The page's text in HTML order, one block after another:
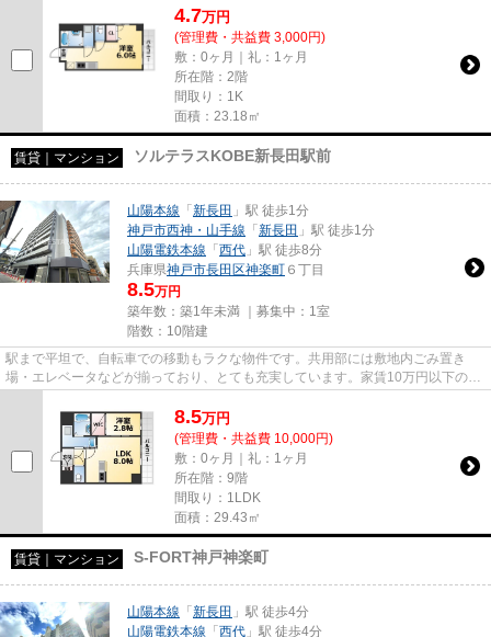
4.7万円
(管理費・共益費 3,000円)
敷：0ヶ月｜礼：1ヶ月
所在階：2階
間取り：1K
面積：23.18㎡
賃貸｜マンション ソルテラスKOBE新長田駅前
山陽本線 「 新長田 」駅 徒歩1分
神戸市西神・山手線 「 新長田 」駅 徒歩1分
山陽電鉄本線 「 西代 」駅 徒歩8分
兵庫県神戸市長田区神楽町 ６丁目
8.5万円
築年数：築1年未満 ｜募集中： 1室
階数：10階建
駅まで平坦で、自転車での移動もラクな物件です。共用部には敷地内ごみ置き
場・エレベータなどが揃っており、とても充実しています。家賃10万円以下の物
8.5万円
(管理費・共益費 10,000円)
敷：0ヶ月｜礼：1ヶ月
所在階：9階
間取り：1LDK
面積：29.43㎡
賃貸｜マンション S-FORT神戸神楽町
山陽本線 「 新長田 」駅 徒歩4分
山陽電鉄本線 「 西代 」駅 徒歩4分